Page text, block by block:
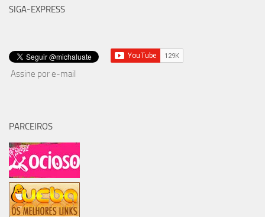
SIGA-EXPRESS
Assine por e-mail
PARCEIROS